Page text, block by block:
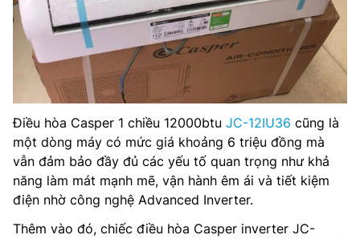
Điều hòa Casper 1 chiều 12000btu JC-12IU36 cũng là
một dòng máy có mức giá khoảng 6 triệu đồng mà
vẫn đảm bảo đầy đủ các yếu tố quan trọng như khả
năng làm mát mạnh mẽ, vận hành êm ái và tiết kiệm
điện nhờ công nghệ Advanced Inverter.
Thêm vào đó, chiếc điều hòa Casper inverter JC-